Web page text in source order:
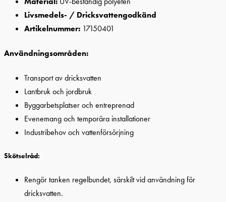
Livsmedels- / Dricksvattengodkänd
Artikelnummer: 17150401
Användningsområden:
Transport av dricksvatten
Lantbruk och jordbruk
Byggarbetsplatser och entreprenad
Evenemang och temporära installationer
Industribehov och vattenförsörjning
Skötselråd:
Rengör tanken regelbundet, särskilt vid användning för
dricksvatten.